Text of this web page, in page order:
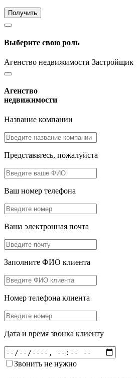
Получить
Выберите свою роль
Агенство недвижимости Застройщик
Агенство
недвижимости
Название компании
Представьтесь, пожалуйста
Ваш номер телефона
Ваша электронная почта
Заполните ФИО клиента
Номер телефона клиента
Дата и время звонка клиенту
Звонить не нужно